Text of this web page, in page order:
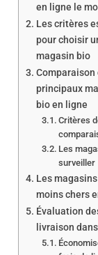
en ligne le
Les critères
pour choisir
magasin bio
Comparaison
principaux
bio en ligne
Critères
Les
surveiller
Les
moins chers
Évaluation
livraison